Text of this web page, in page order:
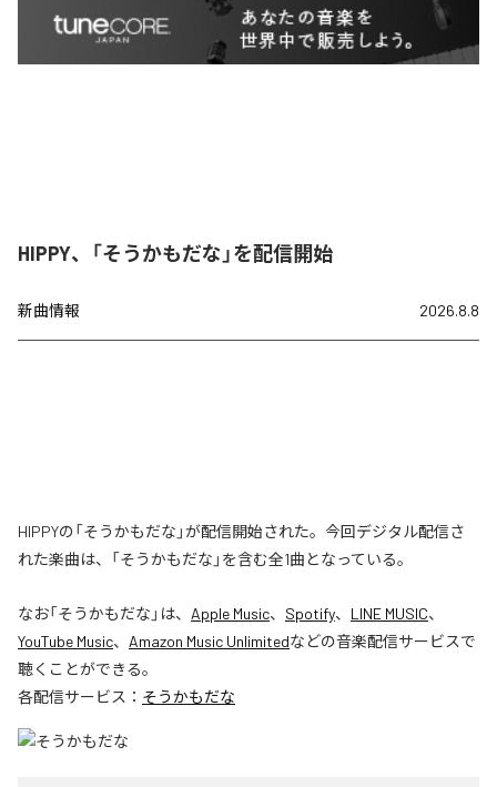
HIPPY、「そうかもだな」を配信開始
新曲情報 2026.8.8
HIPPYの「そうかもだな」が配信開始された。今回デジタル配信さ
れた楽曲は、「そうかもだな」を含む全1曲となっている。
なお「そうかもだな 」は、 Apple Music、 Spotify、 LINE MUSIC、
YouTube Music、 Amazon Music Unlimitedなどの音楽配信サービスで
聴くことができる。
各配信サービス： そうかもだな